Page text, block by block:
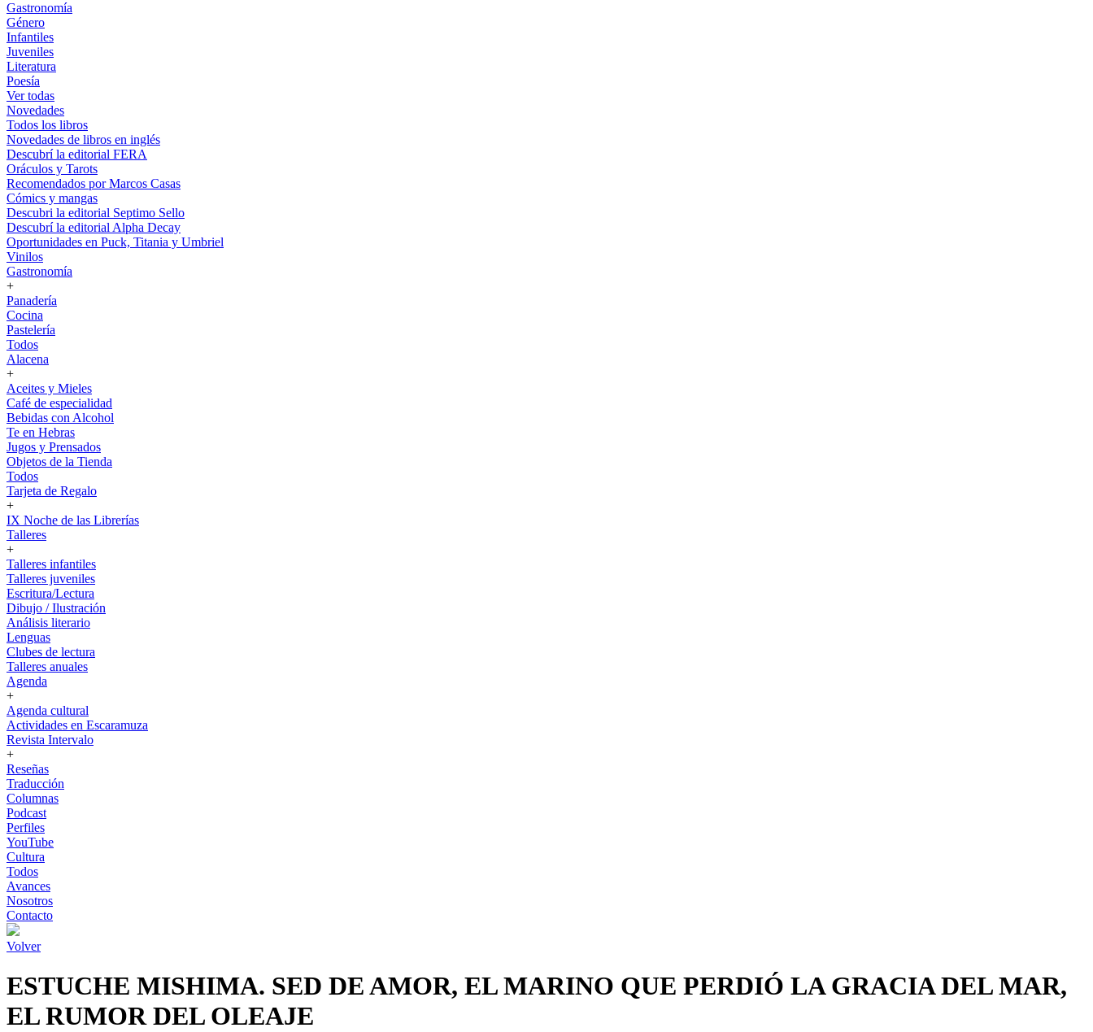
Gastronomía
Género
Infantiles
Juveniles
Literatura
Poesía
Ver todas
Novedades
Todos los libros
Novedades de libros en inglés
Descubrí la editorial FERA
Oráculos y Tarots
Recomendados por Marcos Casas
Cómics y mangas
Descubri la editorial Septimo Sello
Descubrí la editorial Alpha Decay
Oportunidades en Puck, Titania y Umbriel
Vinilos
Gastronomía
+
Panadería
Cocina
Pastelería
Todos
Alacena
+
Aceites y Mieles
Café de especialidad
Bebidas con Alcohol
Te en Hebras
Jugos y Prensados
Objetos de la Tienda
Todos
Tarjeta de Regalo
+
IX Noche de las Librerías
Talleres
+
Talleres infantiles
Talleres juveniles
Escritura/Lectura
Dibujo / Ilustración
Análisis literario
Lenguas
Clubes de lectura
Talleres anuales
Agenda
+
Agenda cultural
Actividades en Escaramuza
Revista Intervalo
+
Reseñas
Traducción
Columnas
Podcast
Perfiles
YouTube
Cultura
Todos
Avances
Nosotros
Contacto
Volver
ESTUCHE MISHIMA. SED DE AMOR, EL MARINO QUE PERDIÓ LA GRACIA DEL MAR,
EL RUMOR DEL OLEAJE